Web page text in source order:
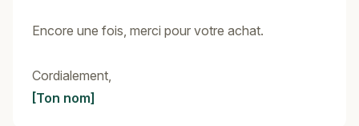
Encore une fois, merci pour votre achat.
Cordialement,
[Ton nom]